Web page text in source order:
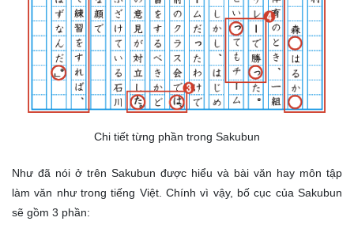
Chi tiết từng phần trong Sakubun
Như đã nói ở trên Sakubun được hiểu và bài văn hay môn tập
làm văn như trong tiếng Việt. Chính vì vậy, bố cục của Sakubun
sẽ gồm 3 phần: